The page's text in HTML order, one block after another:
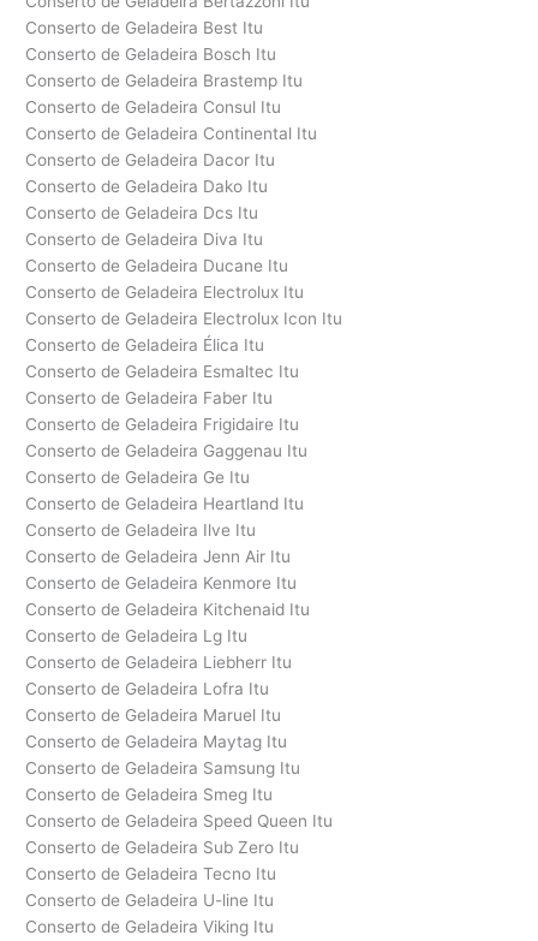
Conserto de Geladeira Best Itu
Conserto de Geladeira Bosch Itu
Conserto de Geladeira Brastemp Itu
Conserto de Geladeira Consul Itu
Conserto de Geladeira Continental Itu
Conserto de Geladeira Dacor Itu
Conserto de Geladeira Dako Itu
Conserto de Geladeira Dcs Itu
Conserto de Geladeira Diva Itu
Conserto de Geladeira Ducane Itu
Conserto de Geladeira Electrolux Itu
Conserto de Geladeira Electrolux Icon Itu
Conserto de Geladeira Élica Itu
Conserto de Geladeira Esmaltec Itu
Conserto de Geladeira Faber Itu
Conserto de Geladeira Frigidaire Itu
Conserto de Geladeira Gaggenau Itu
Conserto de Geladeira Ge Itu
Conserto de Geladeira Heartland Itu
Conserto de Geladeira Ilve Itu
Conserto de Geladeira Jenn Air Itu
Conserto de Geladeira Kenmore Itu
Conserto de Geladeira Kitchenaid Itu
Conserto de Geladeira Lg Itu
Conserto de Geladeira Liebherr Itu
Conserto de Geladeira Lofra Itu
Conserto de Geladeira Maruel Itu
Conserto de Geladeira Maytag Itu
Conserto de Geladeira Samsung Itu
Conserto de Geladeira Smeg Itu
Conserto de Geladeira Speed Queen Itu
Conserto de Geladeira Sub Zero Itu
Conserto de Geladeira Tecno Itu
Conserto de Geladeira U-line Itu
Conserto de Geladeira Viking Itu